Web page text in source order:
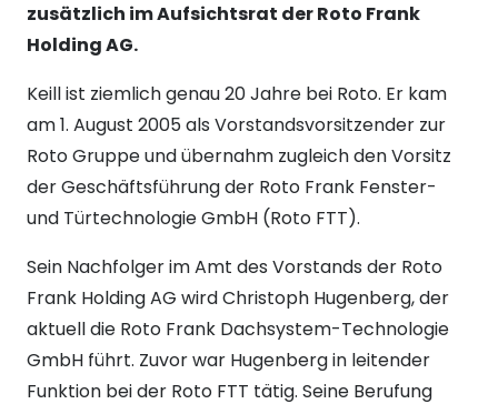
zusätzlich im Aufsichtsrat der Roto Frank
Holding AG.
Keill ist ziemlich genau 20 Jahre bei Roto. Er kam
am 1. August 2005 als Vorstandsvorsitzender zur
Roto Gruppe und übernahm zugleich den Vorsitz
der Geschäftsführung der Roto Frank Fenster-
und Türtechnologie GmbH (Roto FTT).
Sein Nachfolger im Amt des Vorstands der Roto
Frank Holding AG wird Christoph Hugenberg, der
aktuell die Roto Frank Dachsystem-Technologie
GmbH führt. Zuvor war Hugenberg in leitender
Funktion bei der Roto FTT tätig. Seine Berufung